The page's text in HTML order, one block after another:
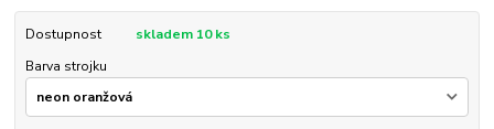
Dostupnost
skladem 10 ks
Barva strojku